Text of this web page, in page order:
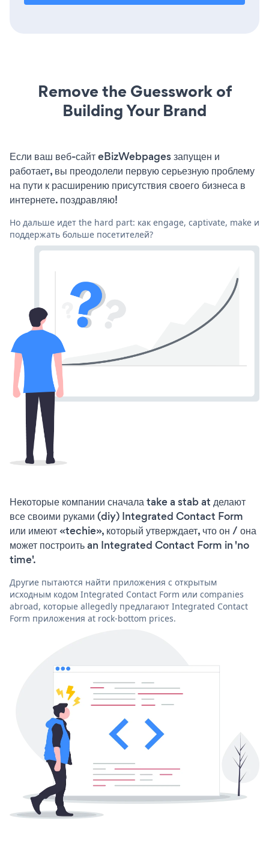
Remove the Guesswork of
Building Your Brand
Если ваш веб-сайт eBizWebpages запущен и
работает, вы преодолели первую серьезную проблему
на пути к расширению присутствия своего бизнеса в
интернете. поздравляю!
Но дальше идет the hard part: как engage, captivate, make и
поддержать больше посетителей?
Некоторые компании сначала take a stab at делают
все своими руками (diy) Integrated Contact Form
или имеют «techie», который утверждает, что он / она
может построить an Integrated Contact Form in 'no
time'.
Другие пытаются найти приложения с открытым
исходным кодом Integrated Contact Form или companies
abroad, которые allegedly предлагают Integrated Contact
Form приложения at rock-bottom prices.